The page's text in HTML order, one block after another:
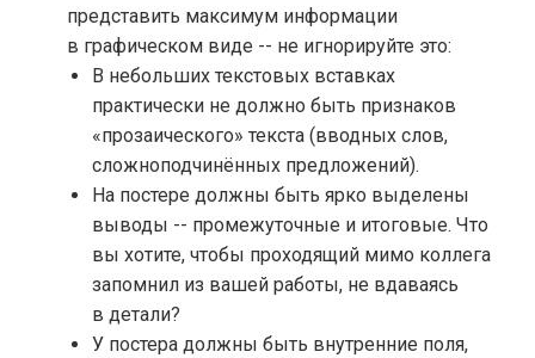
представить максимум информации
в графическом виде -- не игнорируйте это:
В небольших текстовых вставках
практически не должно быть признаков
«прозаического» текста (вводных слов,
сложноподчинённых предложений).
На постере должны быть ярко выделены
выводы -- промежуточные и итоговые. Что
вы хотите, чтобы проходящий мимо коллега
запомнил из вашей работы, не вдаваясь
в детали?
У постера должны быть внутренние поля,